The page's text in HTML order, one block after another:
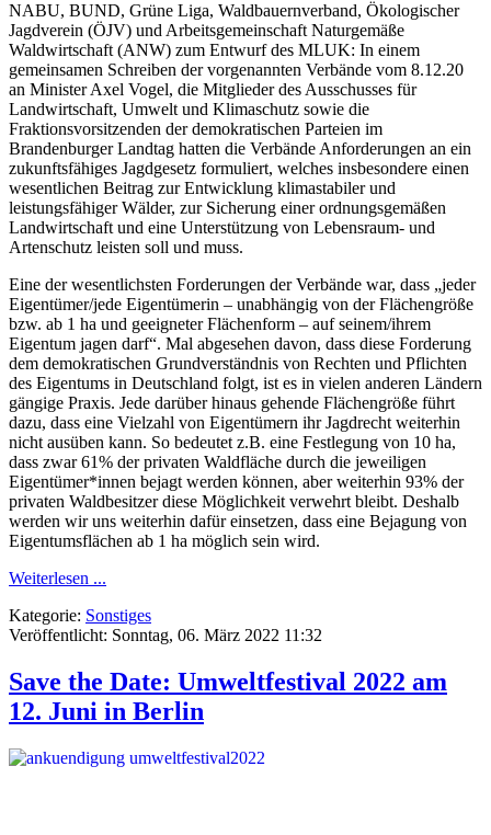
NABU, BUND, Grüne Liga, Waldbauernverband, Ökologischer
Jagdverein (ÖJV) und Arbeitsgemeinschaft Naturgemäße
Waldwirtschaft (ANW) zum Entwurf des MLUK: In einem
gemeinsamen Schreiben der vorgenannten Verbände vom 8.12.20
an Minister Axel Vogel, die Mitglieder des Ausschusses für
Landwirtschaft, Umwelt und Klimaschutz sowie die
Fraktionsvorsitzenden der demokratischen Parteien im
Brandenburger Landtag hatten die Verbände Anforderungen an ein
zukunftsfähiges Jagdgesetz formuliert, welches insbesondere einen
wesentlichen Beitrag zur Entwicklung klimastabiler und
leistungsfähiger Wälder, zur Sicherung einer ordnungsgemäßen
Landwirtschaft und eine Unterstützung von Lebensraum- und
Artenschutz leisten soll und muss.
Eine der wesentlichsten Forderungen der Verbände war, dass „jeder
Eigentümer/jede Eigentümerin – unabhängig von der Flächengröße
bzw. ab 1 ha und geeigneter Flächenform – auf seinem/ihrem
Eigentum jagen darf“. Mal abgesehen davon, dass diese Forderung
dem demokratischen Grundverständnis von Rechten und Pflichten
des Eigentums in Deutschland folgt, ist es in vielen anderen Ländern
gängige Praxis. Jede darüber hinaus gehende Flächengröße führt
dazu, dass eine Vielzahl von Eigentümern ihr Jagdrecht weiterhin
nicht ausüben kann. So bedeutet z.B. eine Festlegung von 10 ha,
dass zwar 61% der privaten Waldfläche durch die jeweiligen
Eigentümer*innen bejagt werden können, aber weiterhin 93% der
privaten Waldbesitzer diese Möglichkeit verwehrt bleibt. Deshalb
werden wir uns weiterhin dafür einsetzen, dass eine Bejagung von
Eigentumsflächen ab 1 ha möglich sein wird.
Weiterlesen ...
Kategorie: Sonstiges
Veröffentlicht: Sonntag, 06. März 2022 11:32
Save the Date: Umweltfestival 2022 am
12. Juni in Berlin